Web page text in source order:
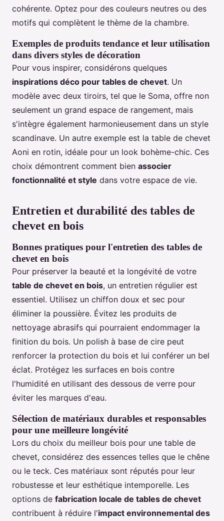
cohérente. Optez pour des couleurs neutres ou des
motifs qui complètent le thème de la chambre.
Exemples de produits tendance et leur utilisation
dans divers styles de décoration
Pour vous inspirer, considérons quelques
inspirations déco pour tables de chevet. Un
modèle avec deux tiroirs, tel que le Soma, offre non
seulement un grand espace de rangement, mais
s'intègre également harmonieusement dans un style
scandinave. Un autre exemple est la table de chevet
Aoni en rotin, idéale pour un look bohème-chic. Ces
choix démontrent comment bien associer
fonctionnalité et style dans votre espace de vie.
Entretien et durabilité des tables de
chevet en bois
Bonnes pratiques pour l'entretien des tables de
chevet en bois
Pour préserver la beauté et la longévité de votre
table de chevet en bois, un entretien régulier est
essentiel. Utilisez un chiffon doux et sec pour
éliminer la poussière. Évitez les produits de
nettoyage abrasifs qui pourraient endommager la
finition du bois. Un polish à base de cire peut
renforcer la protection du bois et lui conférer un bel
éclat. Protégez les surfaces en bois contre
l'humidité en utilisant des dessous de verre pour
éviter les marques d'eau.
Sélection de matériaux durables et responsables
pour une meilleure longévité
Lors du choix du meilleur bois pour une table de
chevet, considérez des essences telles que le chêne
ou le teck. Ces matériaux sont réputés pour leur
robustesse et leur esthétique intemporelle. Les
options de fabrication locale de tables de chevet
contribuent à réduire l'impact environnemental des